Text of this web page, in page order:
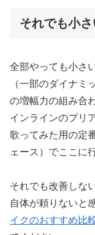
それでも小
全部やっても小さ
（一部のダイナミ
の増幅力の組み合
インラインのプリ
歌ってみた用の定
ェース）でここに
それでも改善しな
自体が頼りないと
イクのおすすめ比